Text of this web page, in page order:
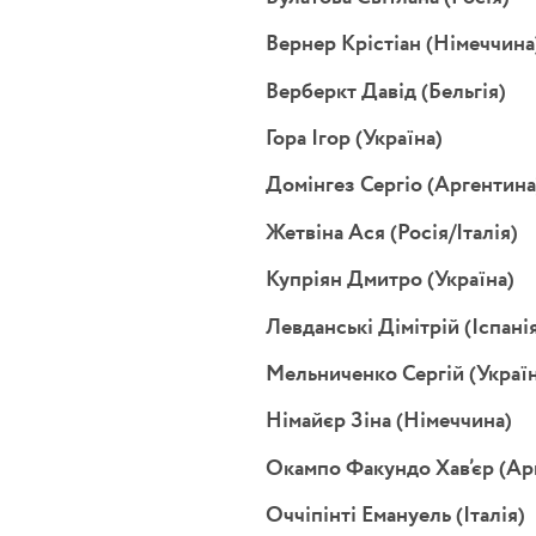
Вернер Крістіан
Верберкт Давід (Бельгія)
Гора Ігор (Україна)
Домінгез Сергіо
Жетвіна Ася (Росія/Італія)
Купріян Дмитро (Україна)
Левданські Дімітрій
Мельниченко Сергій
Німайєр Зіна (Німеччина)
Окампо Факундо Хав’єр
Оччіпінті Емануель (Італія)